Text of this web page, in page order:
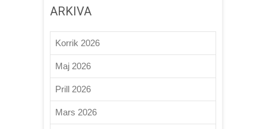
ARKIVA
Korrik 2026
Maj 2026
Prill 2026
Mars 2026